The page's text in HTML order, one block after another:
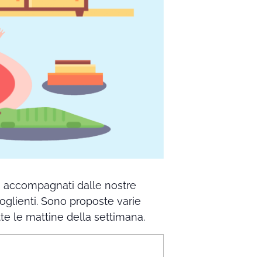
accompagnati dalle nostre
Sono proposte varie
le mattine della settimana.